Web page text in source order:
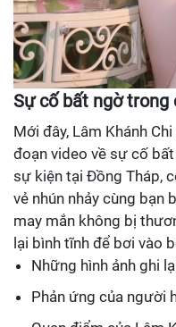
Sự cố bất ngờ trong
Mới đây, Lâm Khánh
đoạn video về sự cố
sự kiện tại Đồng Tháp,
vẻ nhún nhảy cùng bạn
may mắn không bị
lại bình tĩnh để bơi vào
Những hình ảnh ghi
Phản ứng của người